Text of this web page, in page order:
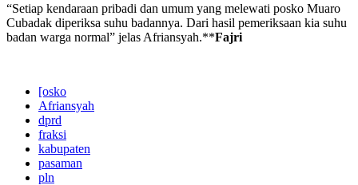
“Setiap kendaraan pribadi dan umum yang melewati posko Muaro
Cubadak diperiksa suhu badannya. Dari hasil pemeriksaan kia suhu
badan warga normal” jelas Afriansyah.**Fajri
[osko
Afriansyah
dprd
fraksi
kabupaten
pasaman
pln